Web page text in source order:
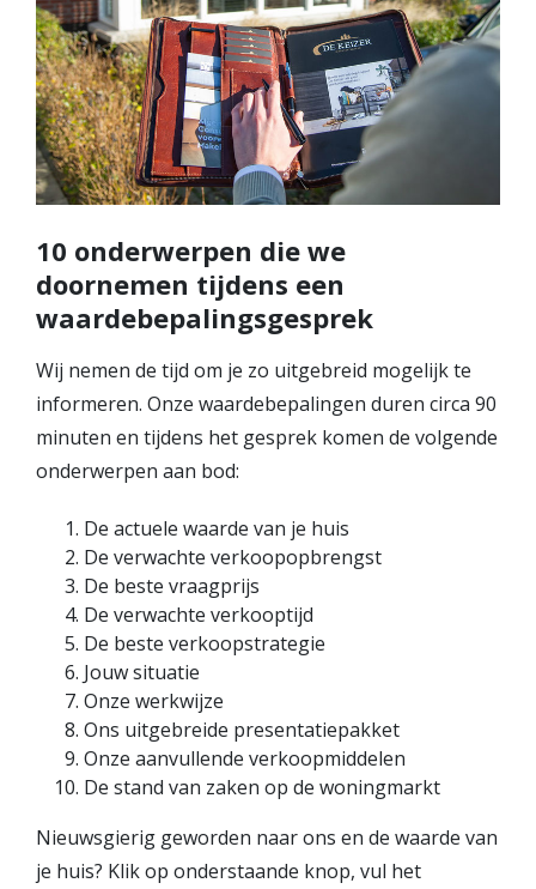
10 onderwerpen die we
doornemen tijdens een
waardebepalingsgesprek
Wij nemen de tijd om je zo uitgebreid mogelijk te
informeren. Onze waardebepalingen duren circa 90
minuten en tijdens het gesprek komen de volgende
onderwerpen aan bod:
De actuele waarde van je huis
De verwachte verkoopopbrengst
De beste vraagprijs
De verwachte verkooptijd
De beste verkoopstrategie
Jouw situatie
Onze werkwijze
Ons uitgebreide presentatiepakket
Onze aanvullende verkoopmiddelen
De stand van zaken op de woningmarkt
Nieuwsgierig geworden naar ons en de waarde van
je huis? Klik op onderstaande knop, vul het